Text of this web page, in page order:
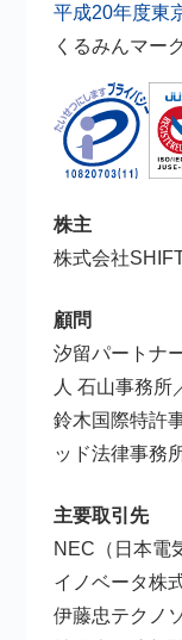
平成20年度東
くるみんマー
株主
株式会社
顧問
汐留パートナ
人 石山事務所
鈴木国際特許
ッド法律事務
主要取引先
NEC（日本電
イノベータ株
伊藤忠テクノ